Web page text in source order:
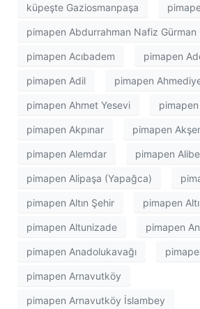
küpeşte Gaziosmanpaşa
pimapen Abdurrahman Nafiz Gürman
pimapen Acıbadem pimapen
pimapen Adil pimapen
pimapen Ahmet Yesevi
pimapen Akpınar pimapen
pimapen Alemdar pimapen
pimapen Alipaşa (Yapağca)
pimapen Altın Şehir pimapen
pimapen Altunizade pimapen
pimapen Anadolukavağı
pimapen Arnavutköy
pimapen Arnavutköy İslambey